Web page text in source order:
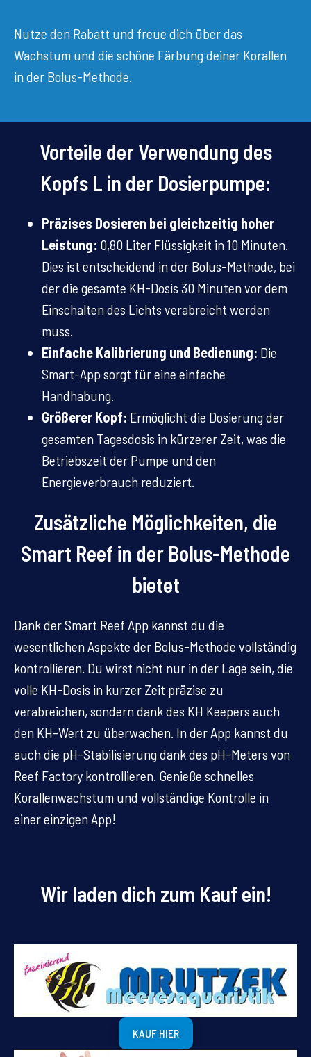
Nutze den Rabatt und freue dich über das
Wachstum und die schöne Färbung deiner Korallen
in der Bolus-Methode.
Vorteile der Verwendung des
Kopfs L in der Dosierpumpe:
Präzises Dosieren bei gleichzeitig hoher
Leistung: 0,80 Liter Flüssigkeit in 10 Minuten.
Dies ist entscheidend in der Bolus-Methode, bei
der die gesamte KH-Dosis 30 Minuten vor dem
Einschalten des Lichts verabreicht werden
muss.
Einfache Kalibrierung und Bedienung: Die
Smart-App sorgt für eine einfache
Handhabung.
Größerer Kopf: Ermöglicht die Dosierung der
gesamten Tagesdosis in kürzerer Zeit, was die
Betriebszeit der Pumpe und den
Energieverbrauch reduziert.
Zusätzliche Möglichkeiten, die
Smart Reef in der Bolus-Methode
bietet
Dank der Smart Reef App kannst du die
wesentlichen Aspekte der Bolus-Methode vollständig
kontrollieren. Du wirst nicht nur in der Lage sein, die
volle KH-Dosis in kurzer Zeit präzise zu
verabreichen, sondern dank des KH Keepers auch
den KH-Wert zu überwachen. In der App kannst du
auch die pH-Stabilisierung dank des pH-Meters von
Reef Factory kontrollieren. Genieße schnelles
Korallenwachstum und vollständige Kontrolle in
einer einzigen App!
Wir laden dich zum Kauf ein!
KAUF HIER